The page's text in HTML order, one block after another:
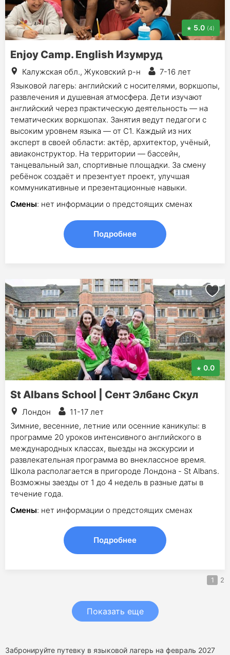
5.0 (4)
Enjoy Camp. English Изумруд
Калужская обл., Жуковский р-н
7-16 лет
Языковой лагерь: английский с носителями, воркшопы,
развлечения и душевная атмосфера. Дети изучают
английский через практическую деятельность — на
тематических воркшопах. Занятия ведут педагоги с
высоким уровнем языка — от С1. Каждый из них
эксперт в своей области: актёр, архитектор, учёный,
авиаконструктор. На территории — бассейн,
танцевальный зал, спортивные площадки. За смену
ребёнок создаёт и презентует проект, улучшая
коммуникативные и презентационные навыки.
Смены: нет информации о предстоящих сменах
Подробнее
0.0
St Albans School | Сент Элбанс Скул
Лондон
11-17 лет
Зимние, весенние, летние или осенние каникулы: в
программе 20 уроков интенсивного английского в
международных классах, выезды на экскурсии и
развлекательная программа во внеклассное время.
Школа располагается в пригороде Лондона - St Albans.
Возможны заезды от 1 до 4 недель в разные даты в
течение года.
Смены: нет информации о предстоящих сменах
Подробнее
1 2
Показать еще
Забронируйте путевку в языковой лагерь на февраль 2027